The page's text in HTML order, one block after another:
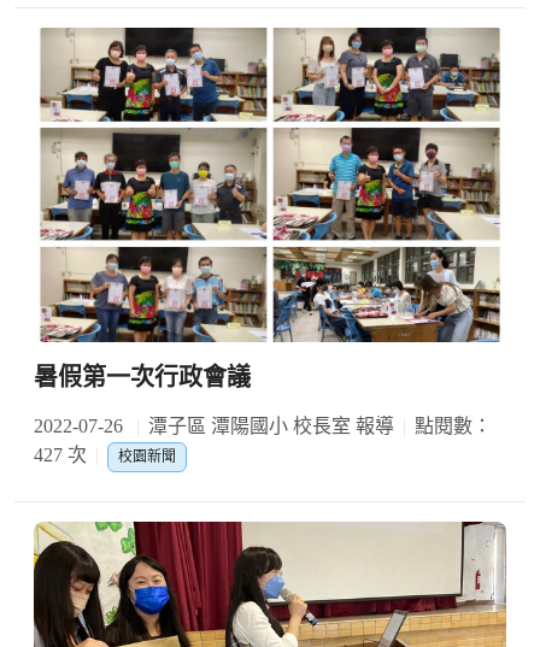
暑假第一次行政會議
2022-07-26 潭子區 潭陽國小 校長室 報導
點閱數：
427 次
校園新聞